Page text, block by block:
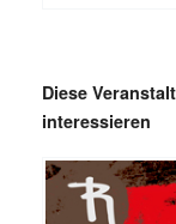
Diese
interessieren